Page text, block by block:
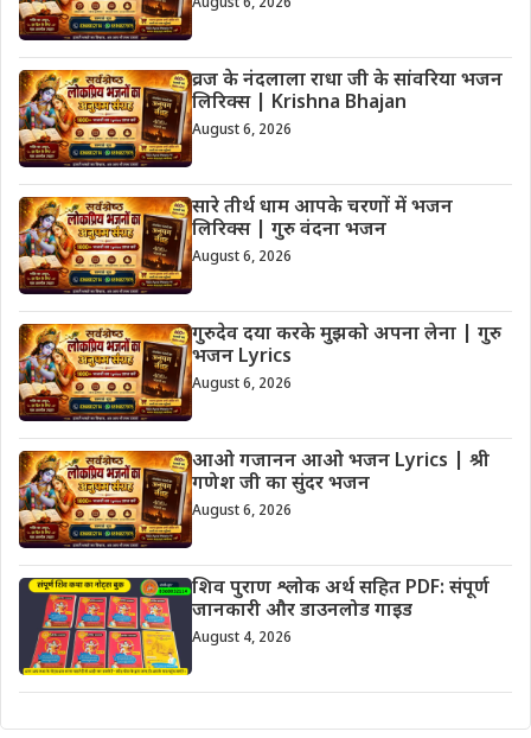
August 6, 2026
व्रज के नंदलाला राधा जी के सांवरिया भजन
लिरिक्स | Krishna Bhajan
August 6, 2026
सारे तीर्थ धाम आपके चरणों में भजन
लिरिक्स | गुरु वंदना भजन
August 6, 2026
गुरुदेव दया करके मुझको अपना लेना | गुरु
भजन Lyrics
August 6, 2026
आओ गजानन आओ भजन Lyrics | श्री
गणेश जी का सुंदर भजन
August 6, 2026
शिव पुराण श्लोक अर्थ सहित PDF: संपूर्ण
जानकारी और डाउनलोड गाइड
August 4, 2026